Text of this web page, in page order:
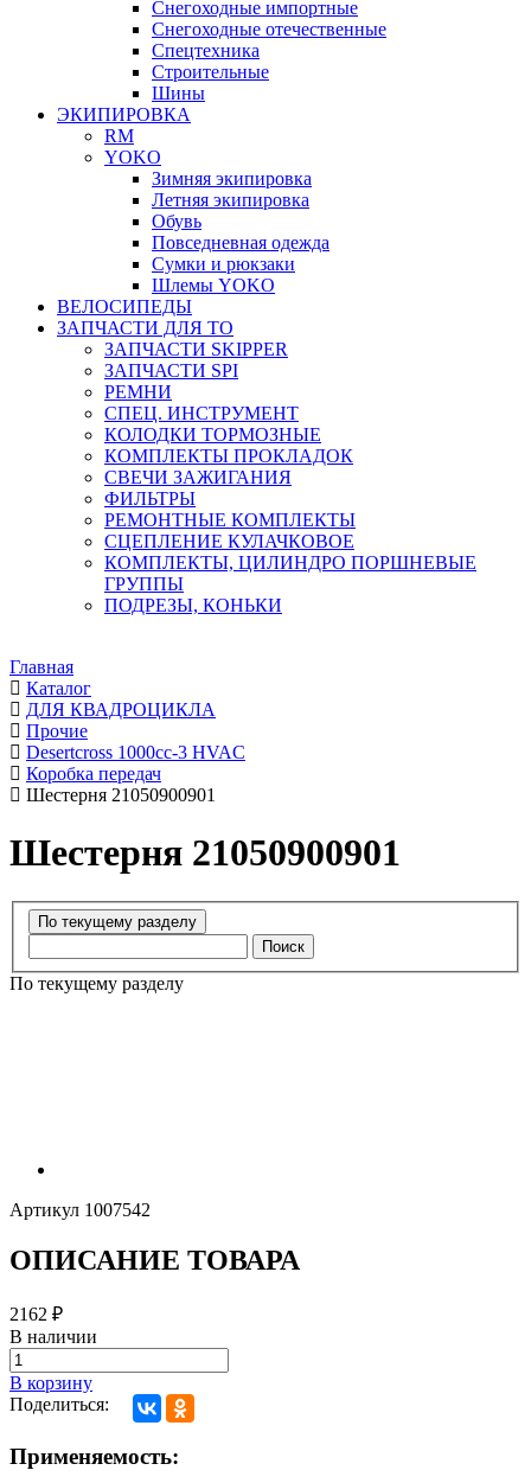
Снегоходные импортные
Снегоходные отечественные
Спецтехника
Строительные
Шины
ЭКИПИРОВКА
RM
YOKO
Зимняя экипировка
Летняя экипировка
Обувь
Повседневная одежда
Сумки и рюкзаки
Шлемы YOKO
ВЕЛОСИПЕДЫ
ЗАПЧАСТИ ДЛЯ ТО
ЗАПЧАСТИ SKIPPER
ЗАПЧАСТИ SPI
РЕМНИ
СПЕЦ. ИНСТРУМЕНТ
КОЛОДКИ ТОРМОЗНЫЕ
КОМПЛЕКТЫ ПРОКЛАДОК
СВЕЧИ ЗАЖИГАНИЯ
ФИЛЬТРЫ
РЕМОНТНЫЕ КОМПЛЕКТЫ
СЦЕПЛЕНИЕ КУЛАЧКОВОЕ
КОМПЛЕКТЫ, ЦИЛИНДРО ПОРШНЕВЫЕ
ГРУППЫ
ПОДРЕЗЫ, КОНЬКИ
Главная
Каталог
ДЛЯ КВАДРОЦИКЛА
Прочие
Desertcross 1000cc-3 HVAC
Коробка передач
Шестерня 21050900901
Шестерня 21050900901
Поиск
По текущему разделу
Артикул 1007542
ОПИСАНИЕ ТОВАРА
2162 ₽
В наличии
В корзину
Поделиться:
Применяемость: